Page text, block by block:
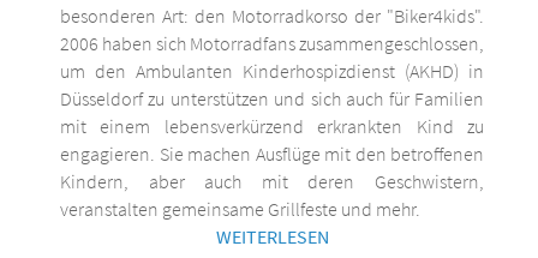
besonderen Art: den Motorradkorso der "Biker4kids".
2006 haben sich Motorradfans zusammengeschlossen,
um den Ambulanten Kinderhospizdienst (AKHD) in
Düsseldorf zu unterstützen und sich auch für Familien
mit einem lebensverkürzend erkrankten Kind zu
engagieren. Sie machen Ausflüge mit den betroffenen
Kindern, aber auch mit deren Geschwistern,
veranstalten gemeinsame Grillfeste und mehr.
WEITERLESEN